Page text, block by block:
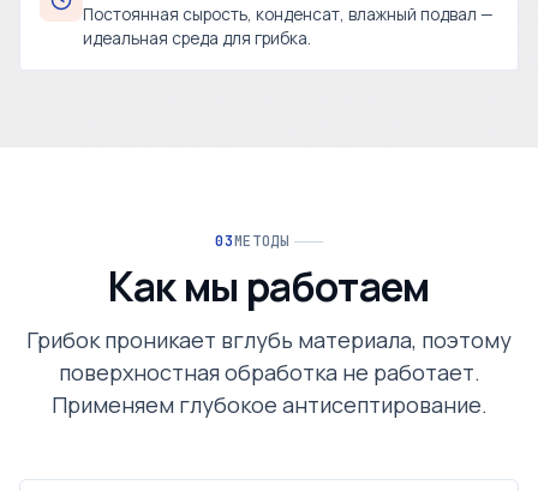
Постоянная сырость, конденсат, влажный подвал —
идеальная среда для грибка.
МЕТОДЫ
Как мы работаем
Грибок проникает вглубь материала, поэтому
поверхностная обработка не работает.
Применяем глубокое антисептирование.